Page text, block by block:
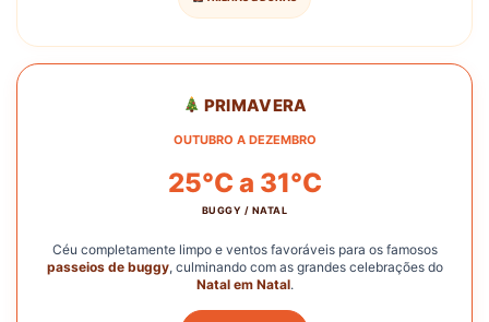
PRIMAVERA
OUTUBRO A DEZEMBRO
25°C a 31°C
BUGGY / NATAL
Céu completamente limpo e ventos favoráveis para os famosos
passeios de buggy, culminando com as grandes celebrações do
Natal em Natal.